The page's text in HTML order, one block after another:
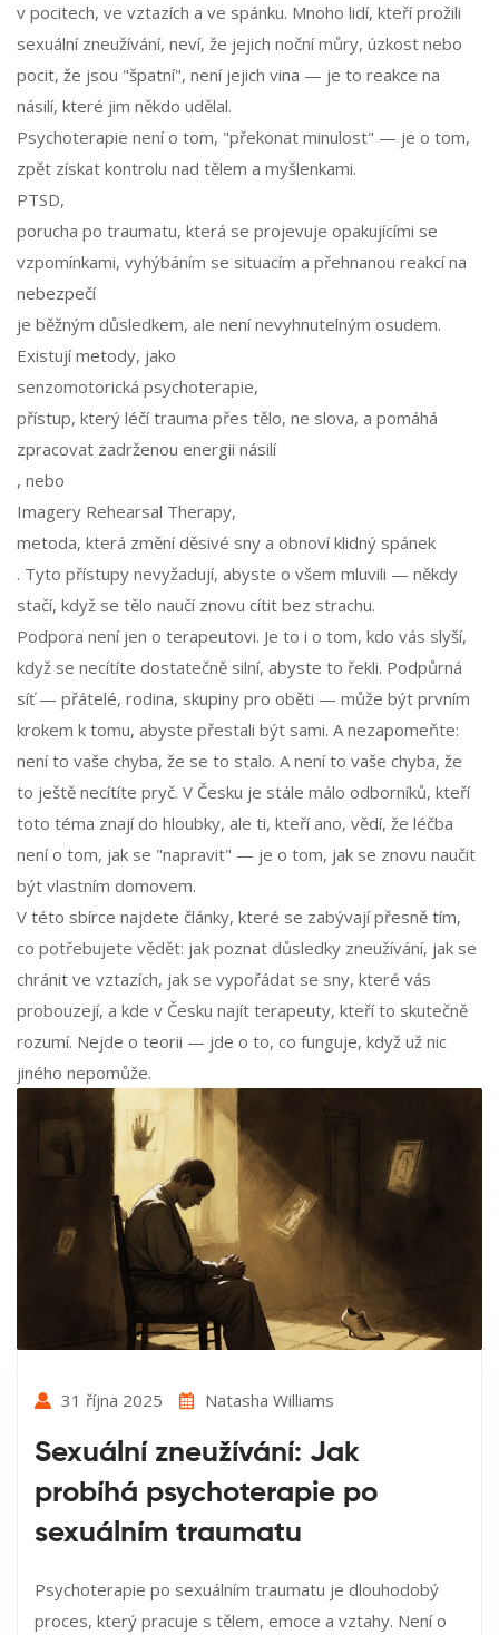
v pocitech, ve vztazích a ve spánku. Mnoho lidí, kteří prožili
sexuální zneužívání, neví, že jejich noční můry, úzkost nebo
pocit, že jsou "špatní", není jejich vina — je to reakce na
násilí, které jim někdo udělal.
Psychoterapie není o tom, "překonat minulost" — je o tom,
zpět získat kontrolu nad tělem a myšlenkami.
PTSD,
porucha po traumatu, která se projevuje opakujícími se
vzpomínkami, vyhýbáním se situacím a přehnanou reakcí na
nebezpečí
je běžným důsledkem, ale není nevyhnutelným osudem.
Existují metody, jako
senzomotorická psychoterapie,
přístup, který léčí trauma přes tělo, ne slova, a pomáhá
zpracovat zadrženou energii násilí
, nebo
Imagery Rehearsal Therapy,
metoda, která změní děsivé sny a obnoví klidný spánek
. Tyto přístupy nevyžadují, abyste o všem mluvili — někdy
stačí, když se tělo naučí znovu cítit bez strachu.
Podpora není jen o terapeutovi. Je to i o tom, kdo vás slyší,
když se necítíte dostatečně silní, abyste to řekli. Podpůrná
síť — přátelé, rodina, skupiny pro oběti — může být prvním
krokem k tomu, abyste přestali být sami. A nezapomeňte:
není to vaše chyba, že se to stalo. A není to vaše chyba, že
to ještě necítíte pryč. V Česku je stále málo odborníků, kteří
toto téma znají do hloubky, ale ti, kteří ano, vědí, že léčba
není o tom, jak se "napravit" — je o tom, jak se znovu naučit
být vlastním domovem.
V této sbírce najdete články, které se zabývají přesně tím,
co potřebujete vědět: jak poznat důsledky zneužívání, jak se
chránit ve vztazích, jak se vypořádat se sny, které vás
probouzejí, a kde v Česku najít terapeuty, kteří to skutečně
rozumí. Nejde o teorii — jde o to, co funguje, když už nic
jiného nepomůže.
31 října 2025 Natasha Williams
Sexuální zneužívání: Jak
probíhá psychoterapie po
sexuálním traumatu
Psychoterapie po sexuálním traumatu je dlouhodobý
proces, který pracuje s tělem, emoce a vztahy. Není o